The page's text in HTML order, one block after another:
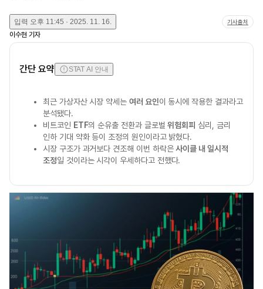
입력 오후 11:45 · 2025. 11. 16. 기사출처
이수현 기자
간단 요약 STAT AI 안내
최근 가상자산 시장 약세는 여러 요인이 동시에 작용한 결과라고
분석됐다.
비트코인 ETF의 순유출 전환과 글로벌위험회피 심리, 금리
인하 기대 약화 등이 조정의 원인이라고 밝혔다.
시장 구조가 과거보다 견조해 이번 하락은사이클 내 일시적
조정일 것이라는 시각이 우세하다고 전했다.